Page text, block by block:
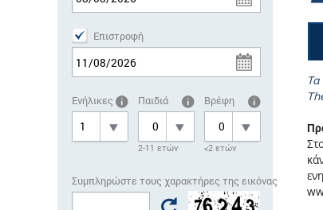
Επιστροφή
Ενήλικες Παιδιά
2-11 ετών
Βρέφη
<2 ετών
Συμπληρώστε τους χαρακτήρες της εικόνας
Τα